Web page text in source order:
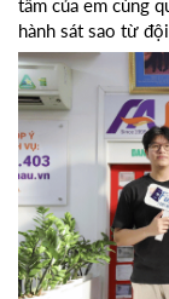
tâm của em cùng
hành sát sao từ